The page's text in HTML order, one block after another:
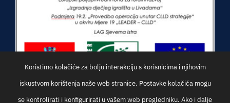
Koristimo kolačiće za bolju interakciju s korisnicima i njihovim
iskustvom korištenja naše web stranice. Postavke kolačića mogu
se kontrolirati i konfigurirati u vašem web pregledniku. Ako i dalje